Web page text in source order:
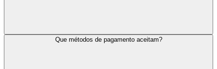
Que métodos de pagamento aceitam?